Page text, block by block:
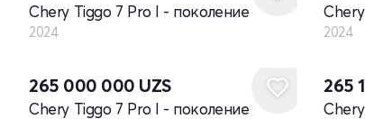
Chery Tiggo 7 Pro I - поколение
2024 2024
265 000 000 UZS
Chery Tiggo 7 Pro I - поколение
265